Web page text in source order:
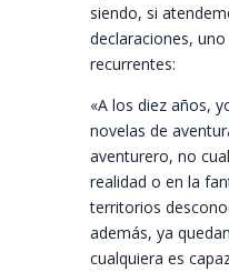
siendo, si
declaraciones,
recurrentes:
«A los diez años,
novelas de
aventurero, no
realidad o en la
territorios
además, ya
cualquiera es